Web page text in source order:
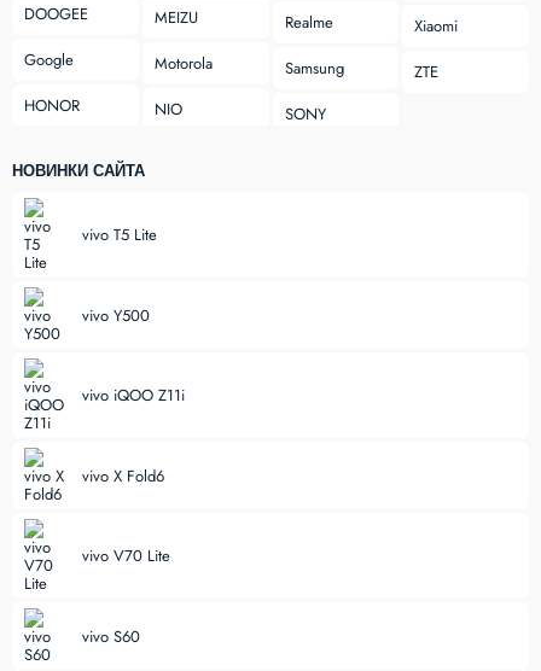
DOOGEE
Google
HONOR
MEIZU
Motorola
NIO
Realme
Samsung
SONY
Xiaomi
ZTE
НОВИНКИ САЙТА
vivo T5 Lite
vivo Y500
vivo iQOO Z11i
vivo X Fold6
vivo V70 Lite
vivo S60